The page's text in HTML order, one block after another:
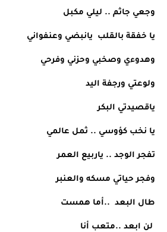
وجعي جاثم .. ليلي مكبل
يا خفقة بالقلب  يانبضي وعنفواني
وهدوءي وصخبي وحزني وفرحي
ولوعتي ورجفة اليد
ياقصيدتي البكر
يا نخب كؤوسي .. ثمل عالمي
تفجر الوجد .. ياربيع العمر
وفجر حياتي مسكه والعنبر
طال البعد  ..أما همست